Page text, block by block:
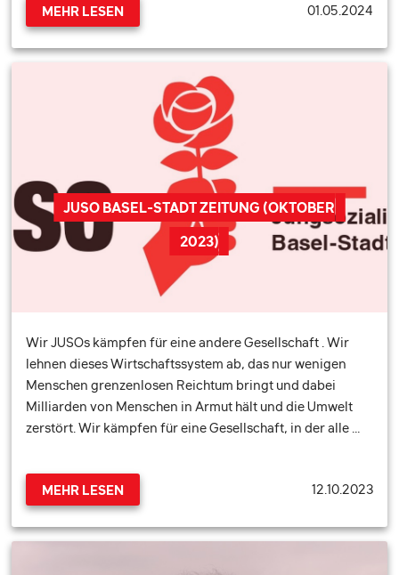
MEHR LESEN 01.05.2024
JUSO BASEL-STADT ZEITUNG (OKTOBER
2023)
Wir JUSOs kämpfen für eine andere Gesellschaft . Wir
lehnen dieses Wirtschaftssystem ab, das nur wenigen
Menschen grenzenlosen Reichtum bringt und dabei
Milliarden von Menschen in Armut hält und die Umwelt
zerstört. Wir kämpfen für eine Gesellschaft, in der alle …
MEHR LESEN 12.10.2023